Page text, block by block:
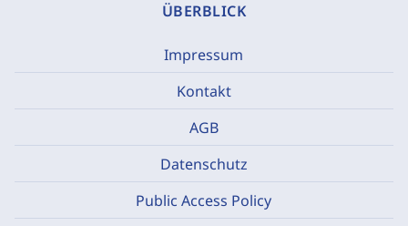
ÜBERBLICK
Impressum
Kontakt
AGB
Datenschutz
Public Access Policy